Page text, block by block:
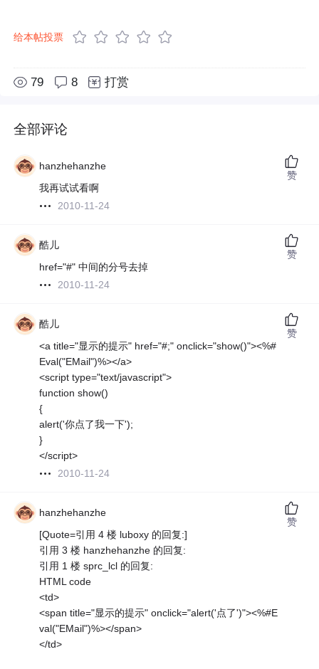
给本帖投票
79 8 打赏
全部评论
hanzhehanzhe
我再试试看啊
2010-11-24
赞
酷儿
href="#" 中间的分号去掉
2010-11-24
赞
酷儿
<a title="显示的提示" href="#;" onclick="show()"><%#
Eval("EMail")%></a>
<script type="text/javascript">
function show()
{
alert('你点了我一下');
}
</script>
2010-11-24
赞
hanzhehanzhe
[Quote=引用 4 楼 luboxy 的回复:]
引用 3 楼 hanzhehanzhe 的回复:
引用 1 楼 sprc_lcl 的回复:
HTML code
<td>
<span title="显示的提示" onclick="alert('点了')"><%#E
val("EMail")%></span>
</td>
赞